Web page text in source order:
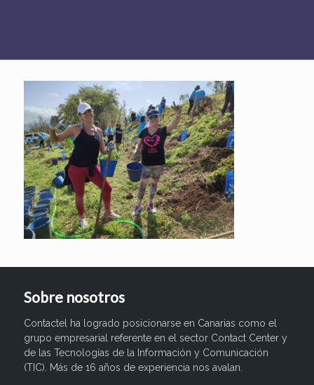
Sobre nosotros
Contactel ha logrado posicionarse en Canarias como el
grupo empresarial referente en el sector Contact Center y
de las Tecnologías de la Información y Comunicación
(TIC). Más de 16 años de experiencia nos avalan.